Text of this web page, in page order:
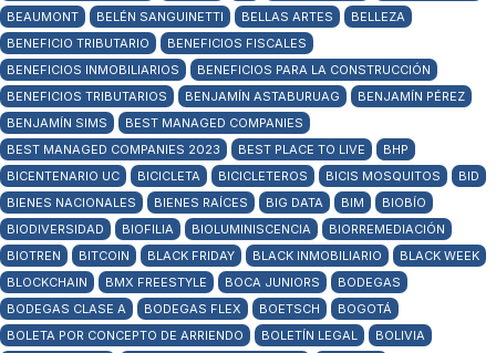
BEAUMONT
BELÉN SANGUINETTI BELLAS ARTES
BELLEZA
BENEFICIO TRIBUTARIO
BENEFICIOS FISCALES
BENEFICIOS INMOBILIARIOS
BENEFICIOS PARA LA CONSTRUCCIÓN
BENEFICIOS TRIBUTARIOS
BENJAMÍN ASTABURUAG
BENJAMÍN PÉREZ
BENJAMÍN SIMS
BEST MANAGED COMPANIES
BEST MANAGED COMPANIES 2023
BEST PLACE TO LIVE
BHP
BICENTENARIO UC
BICICLETA BICICLETEROS BICIS MOSQUITOS
BID
BIENES NACIONALES
BIENES RAÍCES BIG DATA BIM
BIOBÍO
BIODIVERSIDAD
BIOFILIA BIOLUMINISCENCIA
BIORREMEDIACIÓN
BIOTREN
BITCOIN BLACK FRIDAY BLACK INMOBILIARIO
BLACK WEEK
BLOCKCHAIN
BMX FREESTYLE BOCA JUNIORS
BODEGAS
BODEGAS CLASE A
BODEGAS FLEX BOETSCH
BOGOTÁ
BOLETA POR CONCEPTO DE ARRIENDO
BOLETÍN LEGAL
BOLIVIA